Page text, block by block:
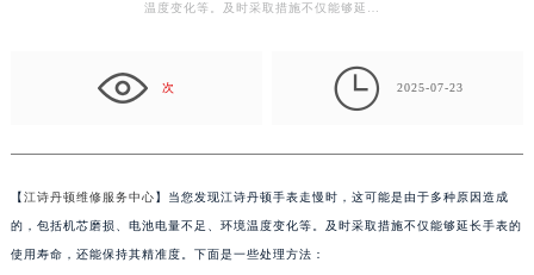
温度变化等。及时采取措施不仅能够延…
次  2025-07-23
【江诗丹顿维修服务中心】当您发现江诗丹顿手表走慢时，这可能是由于多种原因造成
的，包括机芯磨损、电池电量不足、环境温度变化等。及时采取措施不仅能够延长手表的
使用寿命，还能保持其精准度。下面是一些处理方法：